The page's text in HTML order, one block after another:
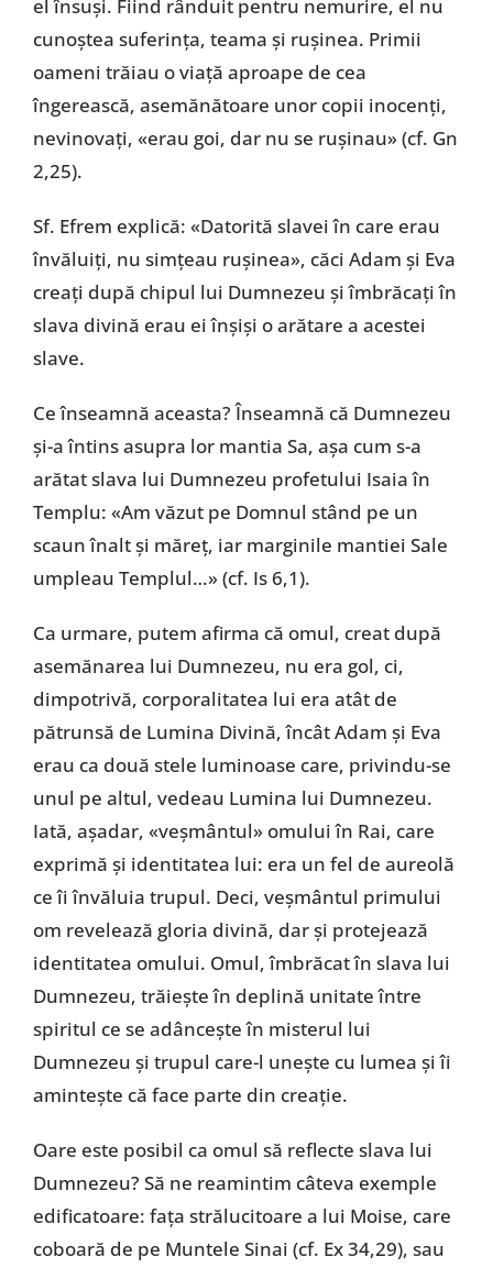
el însuși. Fiind rânduit pentru nemurire, el nu
cunoștea suferința, teama și rușinea. Primii
oameni trăiau o viață aproape de cea
îngerească, asemănătoare unor copii inocenți,
nevinovați, «erau goi, dar nu se rușinau» (cf. Gn
2,25).
Sf. Efrem explică: «Datorită slavei în care erau
învăluiți, nu simțeau rușinea», căci Adam și Eva
creați după chipul lui Dumnezeu și îmbrăcați în
slava divină erau ei înșiși o arătare a acestei
slave.
Ce înseamnă aceasta? Înseamnă că Dumnezeu
și-a întins asupra lor mantia Sa, așa cum s-a
arătat slava lui Dumnezeu profetului Isaia în
Templu: «Am văzut pe Domnul stând pe un
scaun înalt și măreț, iar marginile mantiei Sale
umpleau Templul…» (cf. Is 6,1).
Ca urmare, putem afirma că omul, creat după
asemănarea lui Dumnezeu, nu era gol, ci,
dimpotrivă, corporalitatea lui era atât de
pătrunsă de Lumina Divină, încât Adam și Eva
erau ca două stele luminoase care, privindu-se
unul pe altul, vedeau Lumina lui Dumnezeu.
Iată, așadar, «veșmântul» omului în Rai, care
exprimă și identitatea lui: era un fel de aureolă
ce îi învăluia trupul. Deci, veșmântul primului
om revelează gloria divină, dar și protejează
identitatea omului. Omul, îmbrăcat în slava lui
Dumnezeu, trăiește în deplină unitate între
spiritul ce se adâncește în misterul lui
Dumnezeu și trupul care-l unește cu lumea și îi
amintește că face parte din creație.
Oare este posibil ca omul să reflecte slava lui
Dumnezeu? Să ne reamintim câteva exemple
edificatoare: fața strălucitoare a lui Moise, care
coboară de pe Muntele Sinai (cf. Ex 34,29), sau